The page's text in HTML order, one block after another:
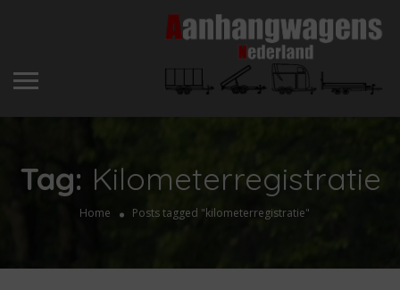
Tag: Kilometerregistratie
Home Posts tagged "kilometerregistratie"